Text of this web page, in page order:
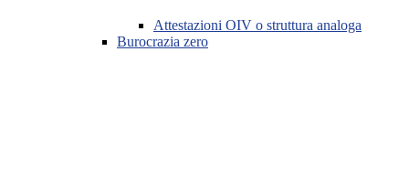
Attestazioni OIV o struttura analoga
Burocrazia zero